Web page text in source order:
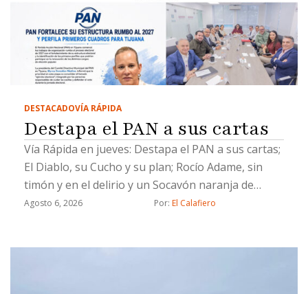
DESTACADOVÍA RÁPIDA
Destapa el PAN a sus cartas
Vía Rápida en jueves: Destapa el PAN a sus cartas;
El Diablo, su Cucho y su plan; Rocío Adame, sin
timón y en el delirio y un Socavón naranja de
Chicali
Agosto 6, 2026 Por: El Calafiero